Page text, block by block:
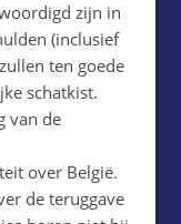
zijn in
(inclusief
ten goede
schatkist.
van de
over België.
de teruggave